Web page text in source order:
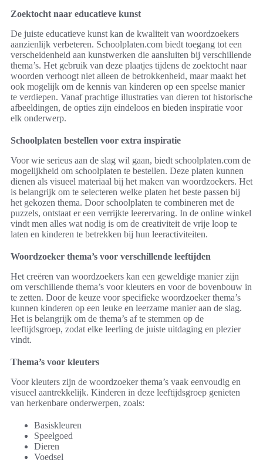
Zoektocht naar educatieve kunst
De juiste educatieve kunst kan de kwaliteit van woordzoekers
aanzienlijk verbeteren. Schoolplaten.com biedt toegang tot een
verscheidenheid aan kunstwerken die aansluiten bij verschillende
thema’s. Het gebruik van deze plaatjes tijdens de zoektocht naar
woorden verhoogt niet alleen de betrokkenheid, maar maakt het
ook mogelijk om de kennis van kinderen op een speelse manier
te verdiepen. Vanaf prachtige illustraties van dieren tot historische
afbeeldingen, de opties zijn eindeloos en bieden inspiratie voor
elk onderwerp.
Schoolplaten bestellen voor extra inspiratie
Voor wie serieus aan de slag wil gaan, biedt schoolplaten.com de
mogelijkheid om schoolplaten te bestellen. Deze platen kunnen
dienen als visueel materiaal bij het maken van woordzoekers. Het
is belangrijk om te selecteren welke platen het beste passen bij
het gekozen thema. Door schoolplaten te combineren met de
puzzels, ontstaat er een verrijkte leerervaring. In de online winkel
vindt men alles wat nodig is om de creativiteit de vrije loop te
laten en kinderen te betrekken bij hun leeractiviteiten.
Woordzoeker thema’s voor verschillende leeftijden
Het creëren van woordzoekers kan een geweldige manier zijn
om verschillende thema’s voor kleuters en voor de bovenbouw in
te zetten. Door de keuze voor specifieke woordzoeker thema’s
kunnen kinderen op een leuke en leerzame manier aan de slag.
Het is belangrijk om de thema’s af te stemmen op de
leeftijdsgroep, zodat elke leerling de juiste uitdaging en plezier
vindt.
Thema’s voor kleuters
Voor kleuters zijn de woordzoeker thema’s vaak eenvoudig en
visueel aantrekkelijk. Kinderen in deze leeftijdsgroep genieten
van herkenbare onderwerpen, zoals:
Basiskleuren
Speelgoed
Dieren
Voedsel